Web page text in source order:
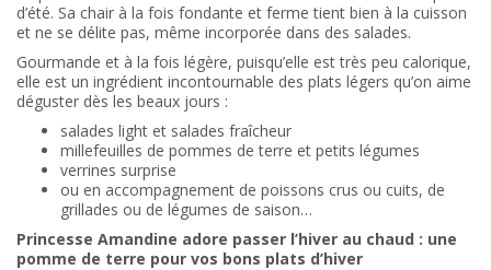
d’été. Sa chair à la fois fondante et ferme tient bien à la cuisson
et ne se délite pas, même incorporée dans des salades.
Gourmande et à la fois légère, puisqu’elle est très peu calorique,
elle est un ingrédient incontournable des plats légers qu’on aime
déguster dès les beaux jours :
salades light et salades fraîcheur
millefeuilles de pommes de terre et petits légumes
verrines surprise
ou en accompagnement de poissons crus ou cuits, de
grillades ou de légumes de saison…
Princesse Amandine adore passer l’hiver au chaud : une
pomme de terre pour vos bons plats d’hiver